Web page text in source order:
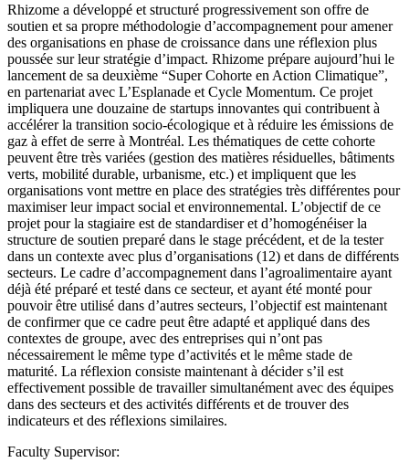
Rhizome a développé et structuré progressivement son offre de
soutien et sa propre méthodologie d’accompagnement pour amener
des organisations en phase de croissance dans une réflexion plus
poussée sur leur stratégie d’impact. Rhizome prépare aujourd’hui le
lancement de sa deuxième “Super Cohorte en Action Climatique”,
en partenariat avec L’Esplanade et Cycle Momentum. Ce projet
impliquera une douzaine de startups innovantes qui contribuent à
accélérer la transition socio-écologique et à réduire les émissions de
gaz à effet de serre à Montréal. Les thématiques de cette cohorte
peuvent être très variées (gestion des matières résiduelles, bâtiments
verts, mobilité durable, urbanisme, etc.) et impliquent que les
organisations vont mettre en place des stratégies très différentes pour
maximiser leur impact social et environnemental. L’objectif de ce
projet pour la stagiaire est de standardiser et d’homogénéiser la
structure de soutien preparé dans le stage précédent, et de la tester
dans un contexte avec plus d’organisations (12) et dans de différents
secteurs. Le cadre d’accompagnement dans l’agroalimentaire ayant
déjà été préparé et testé dans ce secteur, et ayant été monté pour
pouvoir être utilisé dans d’autres secteurs, l’objectif est maintenant
de confirmer que ce cadre peut être adapté et appliqué dans des
contextes de groupe, avec des entreprises qui n’ont pas
nécessairement le même type d’activités et le même stade de
maturité. La réflexion consiste maintenant à décider s’il est
effectivement possible de travailler simultanément avec des équipes
dans des secteurs et des activités différents et de trouver des
indicateurs et des réflexions similaires.
Faculty Supervisor: